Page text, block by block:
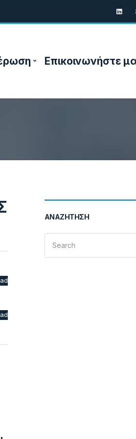
Επικοινωνήστε
ΑΝΑΖΉΤΗΣΗ
Search
for: